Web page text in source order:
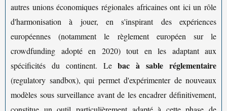
autres unions économiques régionales africaines ont ici un rôle
d'harmonisation à jouer, en s'inspirant des expériences
européennes (notamment le règlement européen sur le
crowdfunding adopté en 2020) tout en les adaptant aux
spécificités du continent. Lebac à sable réglementaire
(regulatory sandbox), qui permet d'expérimenter de nouveaux
modèles sous surveillance avant de les encadrer définitivement,